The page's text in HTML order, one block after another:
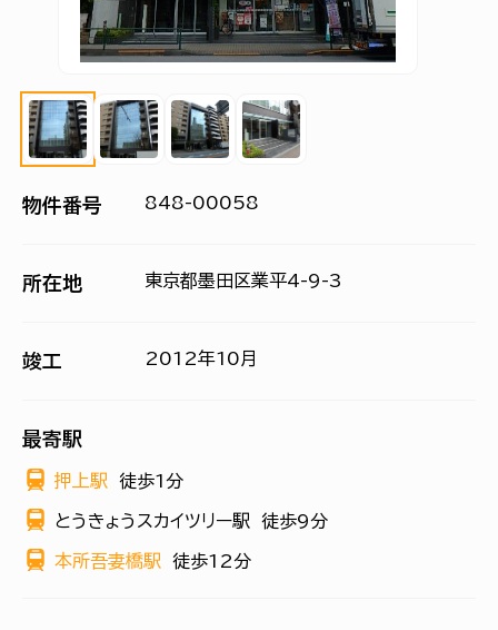
物件番号 848-00058
所在地 東京都墨田区業平4-9-3
竣工 2012年10月
最寄駅
押上駅 徒歩1分
とうきょうスカイツリー駅 徒歩9分
本所吾妻橋駅 徒歩12分